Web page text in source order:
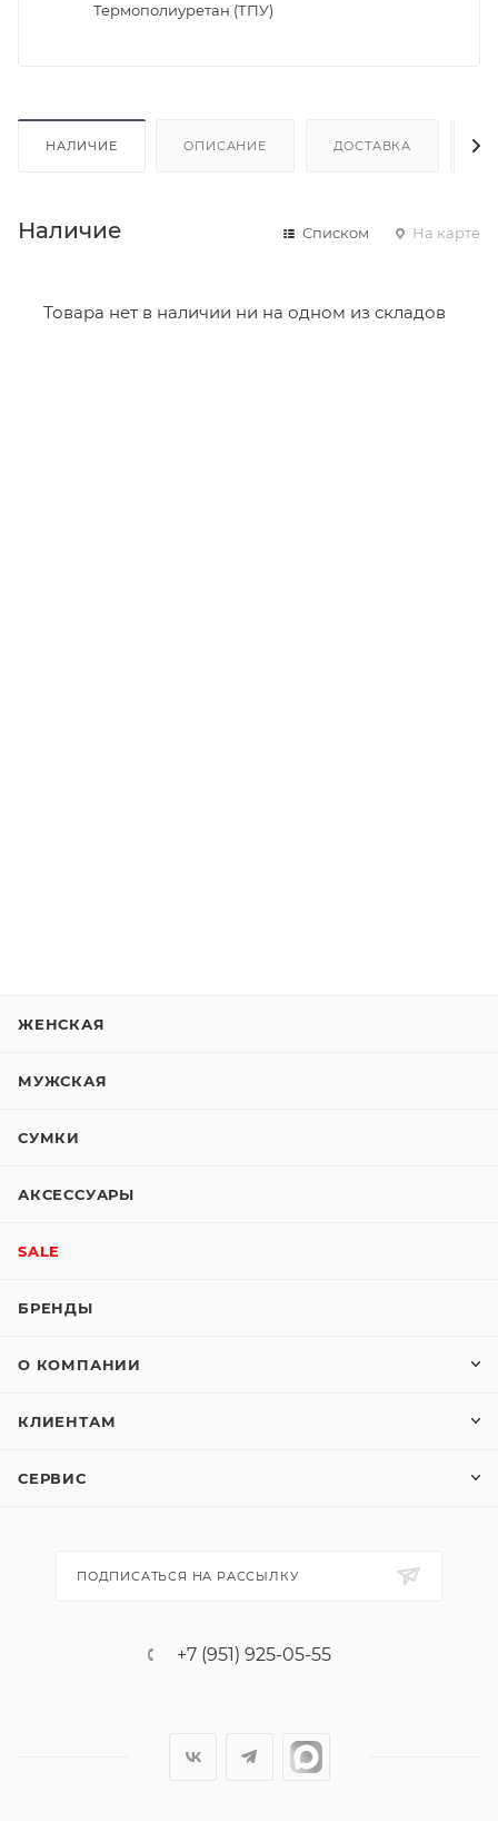
Термополиуретан (ТПУ)
НАЛИЧИЕ ОПИСАНИЕ ДОСТАВКА
Наличие Списком На карте
Товара нет в наличии ни на одном из складов
ЖЕНСКАЯ
МУЖСКАЯ
СУМКИ
АКСЕССУАРЫ
SALE
БРЕНДЫ
О КОМПАНИИ
КЛИЕНТАМ
СЕРВИС
ПОДПИСАТЬСЯ НА РАССЫЛКУ
+7 (951) 925-05-55